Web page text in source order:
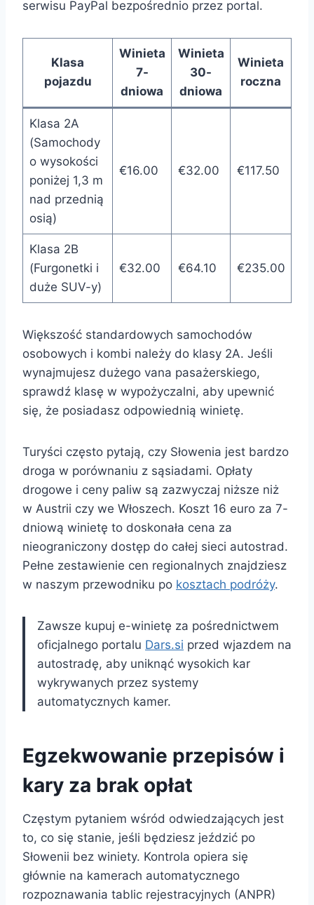
serwisu PayPal bezpośrednio przez portal.
Klasa
pojazdu
Winieta
7-
dniowa
Winieta
30-
dniowa
Winieta
roczna
Klasa 2A
(Samochody
o wysokości
poniżej 1,3 m
nad przednią
osią)
€16.00 €32.00 €117.50
Klasa 2B
(Furgonetki i
duże SUV-y)
€32.00 €64.10 €235.00
Większość standardowych samochodów
osobowych i kombi należy do klasy 2A. Jeśli
wynajmujesz dużego vana pasażerskiego,
sprawdź klasę w wypożyczalni, aby upewnić
się, że posiadasz odpowiednią winietę.
Turyści często pytają, czy Słowenia jest bardzo
droga w porównaniu z sąsiadami. Opłaty
drogowe i ceny paliw są zazwyczaj niższe niż
w Austrii czy we Włoszech. Koszt 16 euro za 7-
dniową winietę to doskonała cena za
nieograniczony dostęp do całej sieci autostrad.
Pełne zestawienie cen regionalnych znajdziesz
w naszym przewodniku po kosztach podróży.
Zawsze kupuj e-winietę za pośrednictwem
oficjalnego portalu Dars.si przed wjazdem na
autostradę, aby uniknąć wysokich kar
wykrywanych przez systemy
automatycznych kamer.
Egzekwowanie przepisów i
kary za brak opłat
Częstym pytaniem wśród odwiedzających jest
to, co się stanie, jeśli będziesz jeździć po
Słowenii bez winiety. Kontrola opiera się
głównie na kamerach automatycznego
rozpoznawania tablic rejestracyjnych (ANPR)